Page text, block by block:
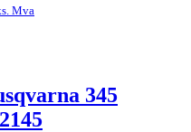
Mva
345